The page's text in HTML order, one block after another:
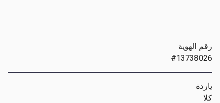
رقم الهوية
#13738026
ياردة
كلا